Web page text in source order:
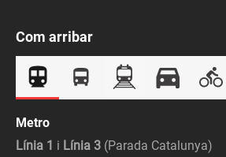
Com arribar
Metro
Línia 1 i Línia 3 (Parada Catalunya)